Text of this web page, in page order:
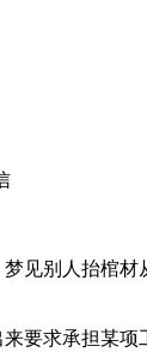
见别人抬棺
要求承担某项